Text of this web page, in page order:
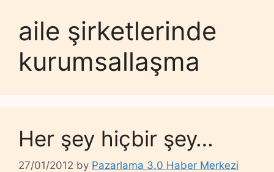
aile şirketlerinde
kurumsallaşma
Her şey hiçbir şey…
27/01/2012 by Pazarlama 3.0 Haber Merkezi